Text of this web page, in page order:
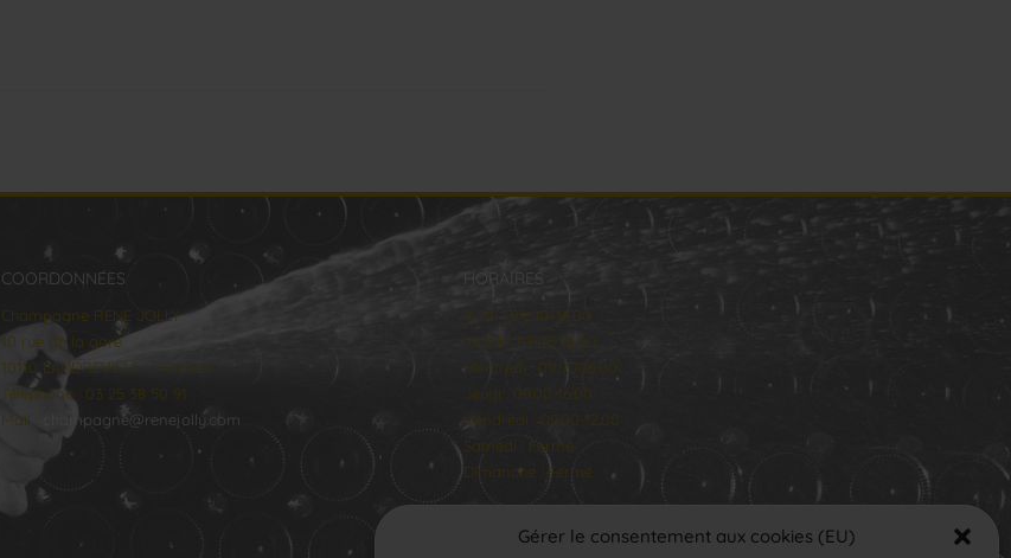
Gérer le consentement aux cookies (EU)
COORDONNÉES
Champagne RENE JOLLY
10 rue de la gare
10110 LANDREVILLE - FRANCE
Téléphone : 03 25 38 50 91
Mail :
champagne@renejolly.com
HORAIRES
lundi : 09:00–16:00
Mardi : 09:00-16:00
Mercredi : 09:00-16:00
Jeudi : 09:00-16:00
Vendredi : 09:00-12:00
Samedi : Fermé
Dimanche : Fermé